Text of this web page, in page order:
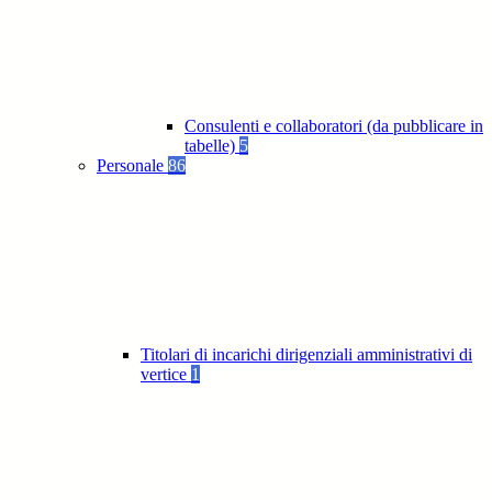
Consulenti e collaboratori (da pubblicare in
tabelle) 5
Personale 86
Titolari di incarichi dirigenziali amministrativi di
vertice 1